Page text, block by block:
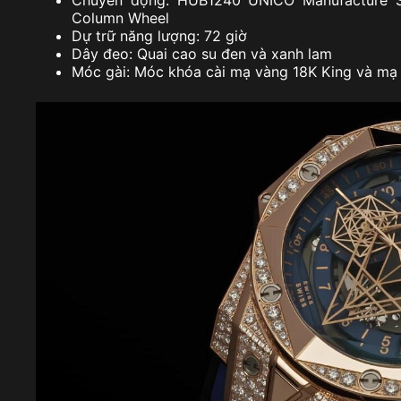
Column Wheel
Dự trữ năng lượng: 72 giờ
Dây đeo: Quai cao su đen và xanh lam
Móc gài: Móc khóa cài mạ vàng 18K King và mạ